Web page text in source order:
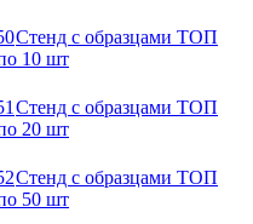
Стенд с образцами ТОП
10 шт
Стенд с образцами ТОП
20 шт
Стенд с образцами ТОП
50 шт